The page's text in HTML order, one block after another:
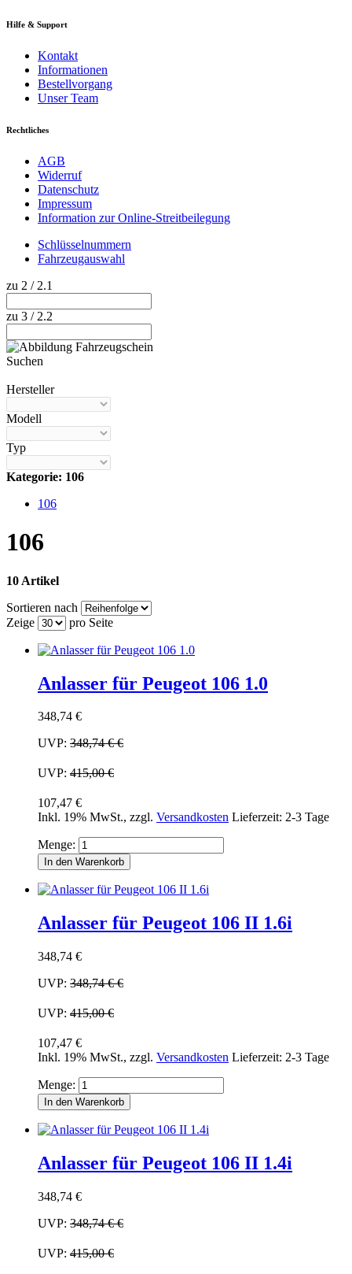
Hilfe & Support
Kontakt
Informationen
Bestellvorgang
Unser Team
Rechtliches
AGB
Widerruf
Datenschutz
Impressum
Information zur Online-Streitbeilegung
Schlüsselnummern
Fahrzeugauswahl
zu 2 / 2.1
zu 3 / 2.2
Suchen
Hersteller
Modell
Typ
Kategorie: 106
106
106
10 Artikel
Sortieren nach
Zeige
pro Seite
Anlasser für Peugeot 106 1.0
348,74 €
UVP: 348,74 €€
UVP: 415,00 €
107,47 €
Inkl. 19% MwSt., zzgl. Versandkosten Lieferzeit: 2-3 Tage
Menge:
In den Warenkorb
Anlasser für Peugeot 106 II 1.6i
348,74 €
UVP: 348,74 €€
UVP: 415,00 €
107,47 €
Inkl. 19% MwSt., zzgl. Versandkosten Lieferzeit: 2-3 Tage
Menge:
In den Warenkorb
Anlasser für Peugeot 106 II 1.4i
348,74 €
UVP: 348,74 €€
UVP: 415,00 €